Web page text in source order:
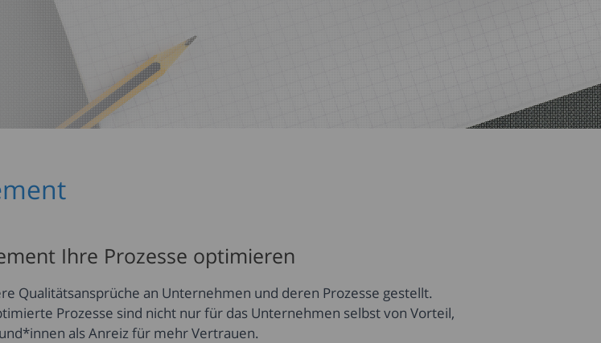
Ihre Prozesse optimieren
Qualitätsansprüche an Unternehmen und deren Prozesse gestellt.
Prozesse sind nicht nur für das Unternehmen selbst von Vorteil,
als Anreiz für mehr Vertrauen.